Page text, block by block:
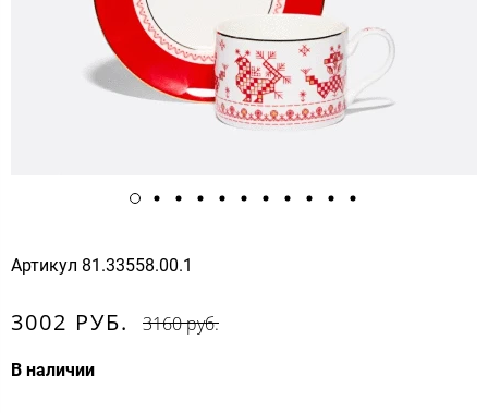
Артикул 81.33558.00.1
3002 РУБ. 3160 руб.
В наличии